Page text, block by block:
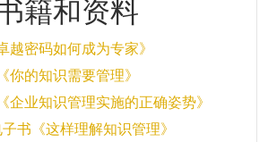
籍和资料
越密码如何成为专家》
《你的知识需要管理》
企业知识管理实施的正确姿势》
书《这样理解知识管理》